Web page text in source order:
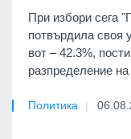
При избори сега
потвърдила своя
вот – 42.3%,
разпределение
Политика